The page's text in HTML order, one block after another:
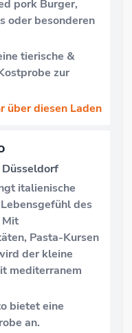
pork Burger,
oder besonderen
tierische &
zur
über diesen Laden
italienische
des
Mit
Pasta-Kursen
der kleine
mediterranem
bietet eine
an.